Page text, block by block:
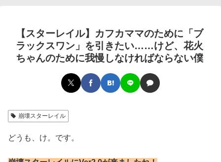
【スターレイル】カフカママのために「ブ
ラックスワン」を引きたい……けど、花火
ちゃんのために我慢しなければならない僕
崩壊スターレイル
どうも、け。です。